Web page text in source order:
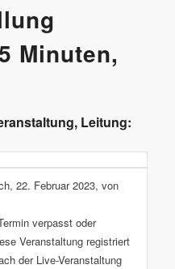
Minuten,
Leitung:
22. Februar 2023, von
verpasst oder
Veranstaltung registriert
der Live-Veranstaltung